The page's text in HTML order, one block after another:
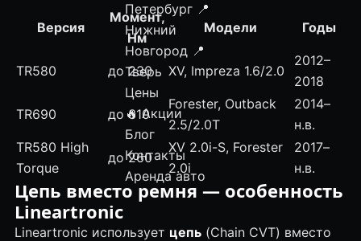
Петербург 📍
Нижний
Новгород 📍
Тверь
Цены
🔥 Акции
Блог
Контакты
Аренда авто
Версия
Момент,
Нм
Модели Годы
TR580 до 230 XV, Impreza 1.6/2.0
2012–
2018
TR690 до 310
Forester, Outback
2.5/2.0T
2014–
н.в.
TR580 High
Torque
до 260
XV 2.0i-S, Forester
2.0i
2017–
н.в.
Цепь вместо ремня — особенность
Lineartronic
Lineartronic использует цепь(Chain CVT) вместо